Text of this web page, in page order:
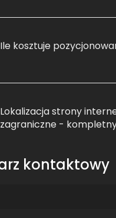
Ile kosztuje
Lokalizacja strony
zagraniczne -
kontaktowy